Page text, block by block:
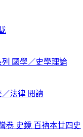
國學／史學理論
／法律 閱讀
卷 史鏡 百衲本廿四史